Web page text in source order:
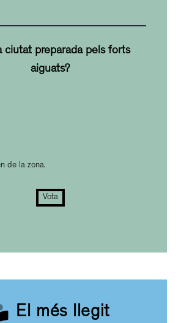
ciutat preparada pels forts
aiguats?
de la zona.
Vota
El més llegit